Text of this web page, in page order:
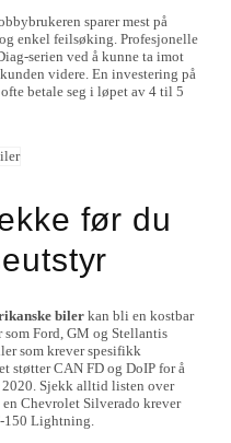
sparer mest på
enkel feilsøking. Profesjonelle
serien ved å kunne ta imot
videre. En investering på
betale seg i løpet av 4 til 5
før du
bilerkan bli en kostbar
som Ford, GM og Stellantis
som krever spesifikk
støtter CAN FD og DoIP for å
2020. Sjekk alltid listen over
Chevrolet Silverado krever
150 Lightning.